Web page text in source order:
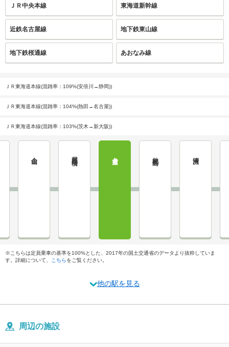
ＪＲ中央本線 東海道新幹線
近鉄名古屋線 地下鉄東山線
地下鉄桜通線 あおなみ線
ＪＲ東海道本線(混雑率：109%(安倍川→静岡))
ＪＲ東海道本線(混雑率：104%(熱田→名古屋))
ＪＲ東海道本線(混雑率：103%(茨木→新大阪))
※こちらは定員乗車の基準を100%とした、2017年の国土交通省のデータより抜粋していま
す。詳細について、
こちらをご覧ください。
他の駅を見る
周辺の施設